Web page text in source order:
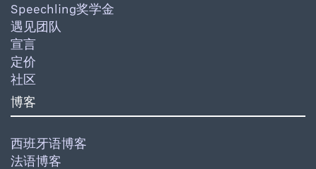
Speechling奖学金
遇见团队
宣言
定价
社区
博客
西班牙语博客
法语博客